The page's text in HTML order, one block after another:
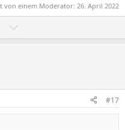
von einem Moderator: 26. April 2022
e
t
v
#17